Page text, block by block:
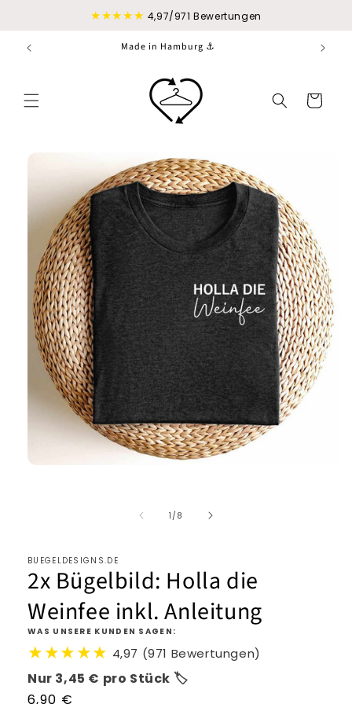
★★★★★ 4,97/971 Bewertungen
Made in Hamburg ⚓
Warenkorb
1 /von
8
BUEGELDESIGNS.DE
2x Bügelbild: Holla die
Weinfee inkl. Anleitung
WAS UNSERE KUNDEN SAGEN:
★★★★★ 4,97 (971 Bewertungen)
Nur 3,45 € pro Stück 🏷️
Normaler
6,90 €